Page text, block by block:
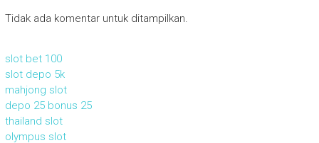
Tidak ada komentar untuk ditampilkan.
slot bet 100
slot depo 5k
mahjong slot
depo 25 bonus 25
thailand slot
olympus slot